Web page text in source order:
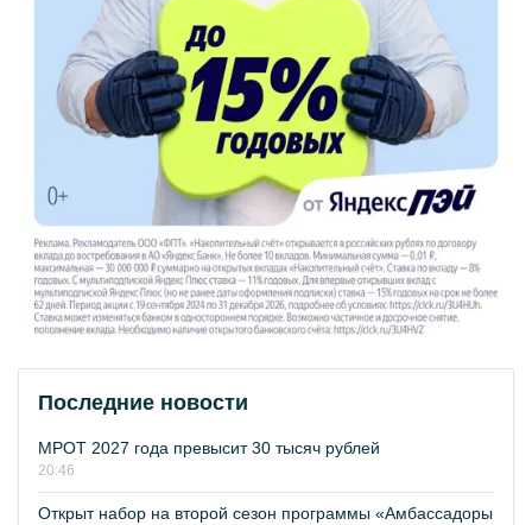
Последние новости
МРОТ 2027 года превысит 30 тысяч рублей
20:46
Открыт набор на второй сезон программы «Амбассадоры